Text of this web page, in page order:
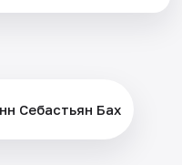
Себастьян Бах